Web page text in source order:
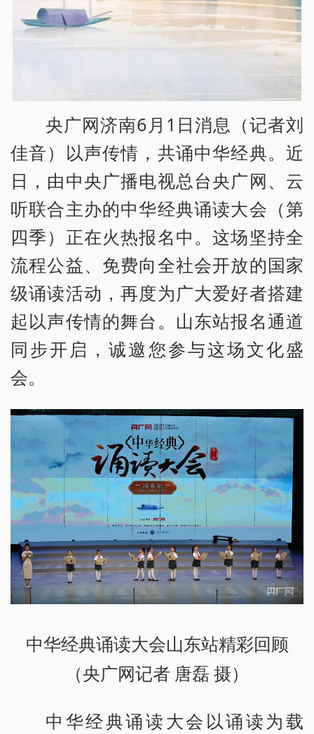
央广网济南6月1日消息（记者刘
佳音）以声传情，共诵中华经典。近
日，由中央广播电视总台央广网、云
听联合主办的中华经典诵读大会（第
四季）正在火热报名中。这场坚持全
流程公益、免费向全社会开放的国家
级诵读活动，再度为广大爱好者搭建
起以声传情的舞台。山东站报名通道
同步开启，诚邀您参与这场文化盛
会。
中华经典诵读大会山东站精彩回顾
（央广网记者 唐磊 摄）
中华经典诵读大会以诵读为载